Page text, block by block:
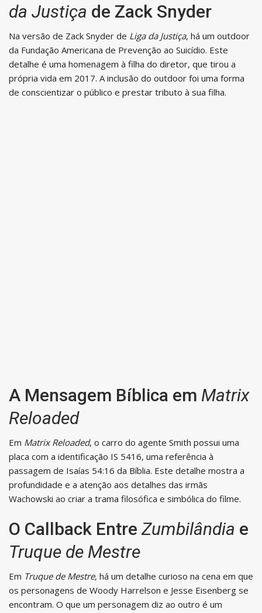
da Justiça de Zack Snyder
Na versão de Zack Snyder de Liga da Justiça, há um outdoor
da Fundação Americana de Prevenção ao Suicídio. Este
detalhe é uma homenagem à filha do diretor, que tirou a
própria vida em 2017. A inclusão do outdoor foi uma forma
de conscientizar o público e prestar tributo à sua filha.
A Mensagem Bíblica em Matrix
Reloaded
Em Matrix Reloaded, o carro do agente Smith possui uma
placa com a identificação IS 5416, uma referência à
passagem de Isaías 54:16 da Bíblia. Este detalhe mostra a
profundidade e a atenção aos detalhes das irmãs
Wachowski ao criar a trama filosófica e simbólica do filme.
O Callback Entre Zumbilândia e
Truque de Mestre
Em Truque de Mestre, há um detalhe curioso na cena em que
os personagens de Woody Harrelson e Jesse Eisenberg se
encontram. O que um personagem diz ao outro é um